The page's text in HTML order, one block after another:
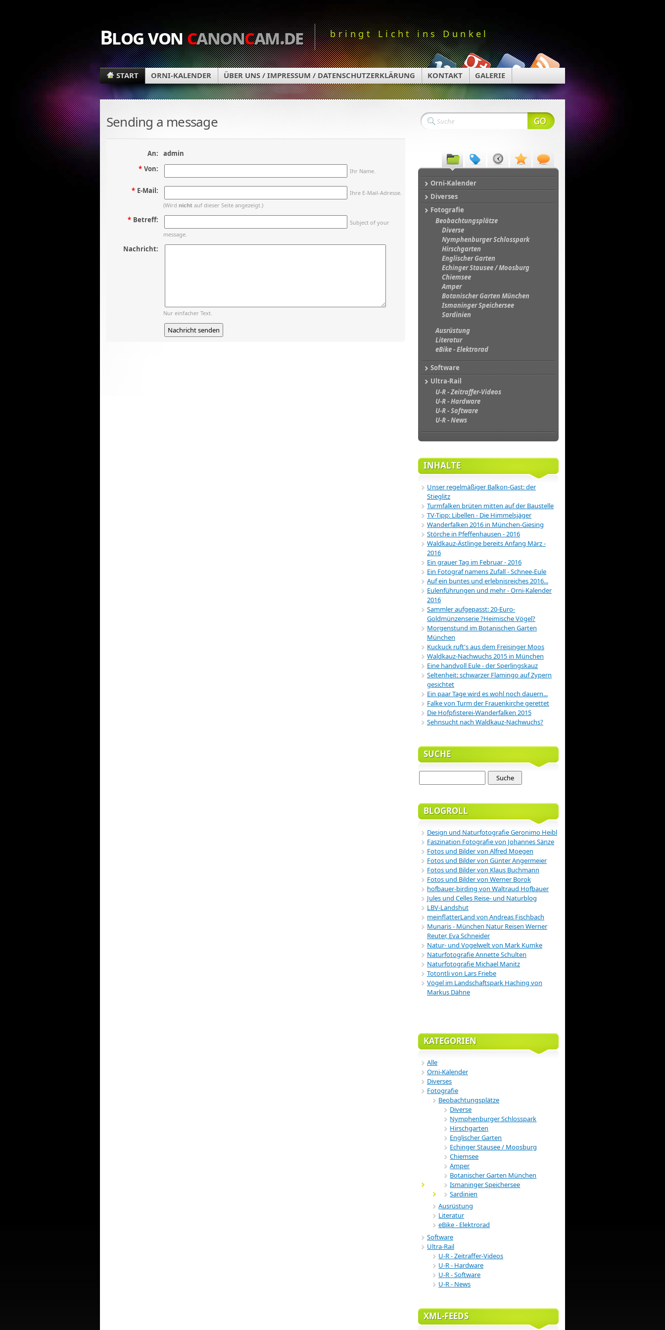
Blog voncanoncam.de bringt Licht ins Dunkel
START ORNI-KALENDER ÜBER UNS / IMPRESSUM / DATENSCHUTZERKLÄRUNG KONTAKT GALERIE
Sending a message
An:
admin
* Von: Ihr Name.
* E-Mail:
Ihre E-Mail-Adresse.
(Wird nichtauf dieser Seite angezeigt.)
* Betreff:
Subject of your
message.
Nachricht:
Nur einfacher Text.
Orni-Kalender
Diverses
Fotografie
Beobachtungsplätze
Diverse
Nymphenburger Schlosspark
Hirschgarten
Englischer Garten
Echinger Stausee / Moosburg
Chiemsee
Amper
Botanischer Garten München
Ismaninger Speichersee
Sardinien
Ausrüstung
Literatur
eBike - Elektrorad
Software
Ultra-Rail
U-R - Zeitraffer-Videos
U-R - Hardware
U-R - Software
U-R - News
INHALTE
Unser regelmäßiger Balkon-Gast: der
Stieglitz
Turmfalken brüten mitten auf der Baustelle
TV-Tipp: Libellen - Die Himmelsjäger
Wanderfalken 2016 in München-Giesing
Störche in Pfeffenhausen - 2016
Waldkauz-Ästlinge bereits Anfang März -
2016
Ein grauer Tag im Februar - 2016
Ein Fotograf namens Zufall - Schnee-Eule
Auf ein buntes und erlebnisreiches 2016...
Eulenführungen und mehr - Orni-Kalender
2016
Sammler aufgepasst: 20-Euro-
Goldmünzenserie ?Heimische Vögel?
Morgenstund im Botanischen Garten
München
Kuckuck ruft's aus dem Freisinger Moos
Waldkauz-Nachwuchs 2015 in München
Eine handvoll Eule - der Sperlingskauz
Seltenheit: schwarzer Flamingo auf Zypern
gesichtet
Ein paar Tage wird es wohl noch dauern...
Falke von Turm der Frauenkirche gerettet
Die Hofpfisterei-Wanderfalken 2015
Sehnsucht nach Waldkauz-Nachwuchs?
SUCHE
BLOGROLL
Design und Naturfotografie Geronimo Heibl
Faszination Fotografie von Johannes Sänze
Fotos und Bilder von Alfred Moegen
Fotos und Bilder von Günter Angermeier
Fotos und Bilder von Klaus Buchmann
Fotos und Bilder von Werner Borok
hofbauer-birding von Waltraud Hofbauer
Jules und Celles Reise- und Naturblog
LBV-Landshut
meinflatterLand von Andreas Fischbach
Munaris - München Natur Reisen Werner
Reuter, Eva Schneider
Natur- und Vogelwelt von Mark Kumke
Naturfotografie Annette Schulten
Naturfotografie Michael Manitz
Totontli von Lars Friebe
Vögel im Landschaftspark Haching von
Markus Dähne
KATEGORIEN
Alle
Orni-Kalender
Diverses
Fotografie
Beobachtungsplätze
Diverse
Nymphenburger Schlosspark
Hirschgarten
Englischer Garten
Echinger Stausee / Moosburg
Chiemsee
Amper
Botanischer Garten München
Ismaninger Speichersee
Sardinien
Ausrüstung
Literatur
eBike - Elektrorad
Software
Ultra-Rail
U-R - Zeitraffer-Videos
U-R - Hardware
U-R - Software
U-R - News
XML-FEEDS